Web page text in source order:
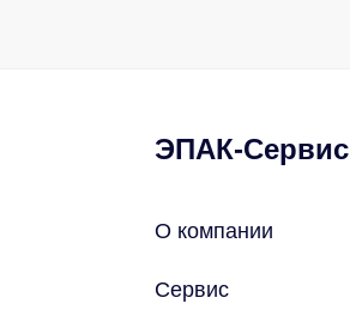
ЭПАК-Сервис
О компании
Сервис